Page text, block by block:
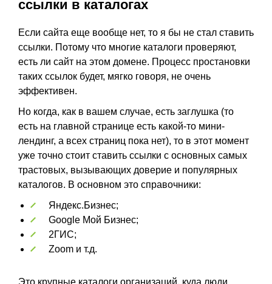
ссылки в каталогах
Если сайта еще вообще нет, то я бы не стал ставить
ссылки. Потому что многие каталоги проверяют,
есть ли сайт на этом домене. Процесс простановки
таких ссылок будет, мягко говоря, не очень
эффективен.
Но когда, как в вашем случае, есть заглушка (то
есть на главной странице есть какой-то мини-
лендинг, а всех страниц пока нет), то в этот момент
уже точно стоит ставить ссылки с основных самых
трастовых, вызывающих доверие и популярных
каталогов. В основном это справочники:
Яндекс.Бизнес;
Google Мой Бизнес;
2ГИС;
Zoom и т.д.
Это крупные каталоги организаций, куда люди